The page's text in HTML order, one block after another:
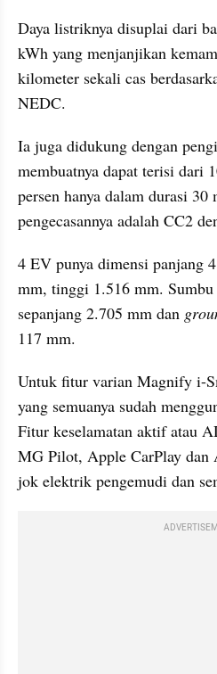
Daya listriknya disuplai dari
kWh yang menjanjikan
kilometer sekali cas
NEDC.
Ia juga didukung dengan
membuatnya dapat terisi dari
persen hanya dalam durasi 30
pengecasannya adalah CC2
4 EV punya dimensi panjang
mm, tinggi 1.516 mm. Sumbu
sepanjang 2.705 mm dan
117 mm.
Untuk fitur varian Magnify i-
yang semuanya sudah
Fitur keselamatan aktif atau
MG Pilot, Apple CarPlay dan
jok elektrik pengemudi dan